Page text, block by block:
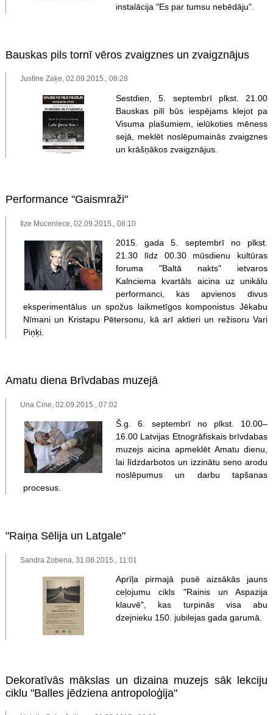
instalācija "Es par tumsu nebēdāju".
Bauskas pils tornī vēros zvaigznes un zvaigznājus
Justīne Zaķe, 02.09.2015., 08:28
Sestdien, 5. septembrī plkst. 21.00
Bauskas pilī būs iespējams klejot pa
Visuma plašumiem, ielūkoties mēness
sejā, meklēt noslēpumainās zvaigznes
un krāšņākos zvaigznājus.
Performance "Gaismraži"
Ilze Muceniece, 02.09.2015., 08:10
2015. gada 5. septembrī no plkst.
21.30 līdz 00.30 mūsdienu kultūras
foruma "Baltā nakts" ietvaros
Kalnciema kvartāls aicina uz unikālu
performanci, kas apvienos divus
eksperimentālus un spožus laikmetīgos komponistus Jēkabu
Nīmani un Kristapu Pētersonu, kā arī aktieri un režisoru Vari
Piņķi.
Amatu diena Brīvdabas muzejā
Una Cine, 02.09.2015., 07:02
Š.g. 6. septembrī no plkst. 10.00–
16.00 Latvijas Etnogrāfiskais brīvdabas
muzejs aicina apmeklēt Amatu dienu,
lai līdzdarbotos un izzinātu seno arodu
noslēpumus un darbu tapšanas
procesus.
"Raiņa Sēlija un Latgale"
Sandra Zobena, 31.08.2015., 11:01
Aprīļa pirmajā pusē aizsākās jauns
ceļojumu cikls "Rainis un Aspazija
klauvē", kas turpinās visa abu
dzejnieku 150. jubilejas gada garumā.
Dekoratīvās mākslas un dizaina muzejs sāk lekciju
ciklu "Balles jēdziena antropoloģija"